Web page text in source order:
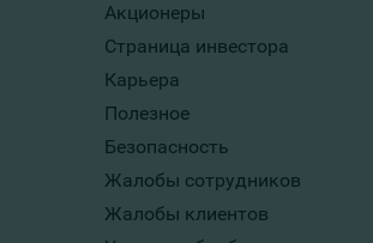
Акционеры
Страница инвестора
Карьера
Полезное
Безопасность
Жалобы сотрудников
Жалобы клиентов